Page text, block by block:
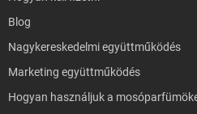
Blog
Nagykereskedelmi együttműködés
Marketing együttműködés
Hogyan használjuk a